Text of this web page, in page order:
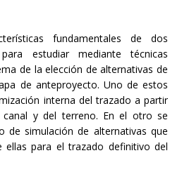
fundamentales de dos
estudiar mediante técnicas
de la elección de alternativas de
de anteproyecto. Uno de estos
interna del trazado a partir
canal y del terreno. En el otro se
de simulación de alternativas que
para el trazado definitivo del